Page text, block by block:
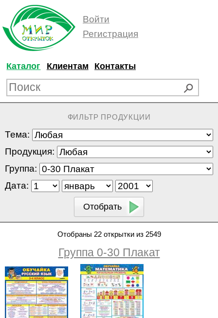
Войти
Регистрация
Каталог Клиентам Контакты
ФИЛЬТР ПРОДУКЦИИ
Тема:
Продукция:
Группа:
Дата:
Отобраны 22 открытки из 2549
Группа 0-30 Плакат